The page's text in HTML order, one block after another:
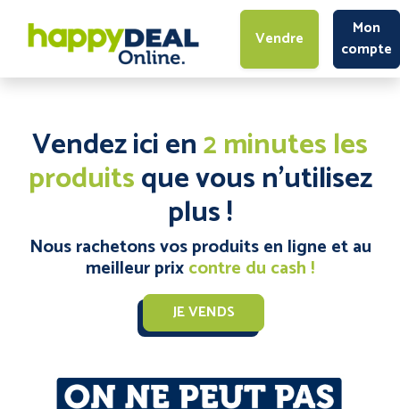
Vendre
Mon
compte
Vendez ici en2 minutesles
produitsque vous n'utilisez
plus !
Nous rachetons vos produits en ligne et au
meilleur prixcontre du cash !
JE VENDS